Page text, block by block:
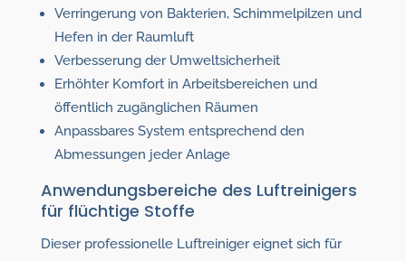
Verringerung von Bakterien, Schimmelpilzen und
Hefen in der Raumluft
Verbesserung der Umweltsicherheit
Erhöhter Komfort in Arbeitsbereichen und
öffentlich zugänglichen Räumen
Anpassbares System entsprechend den
Abmessungen jeder Anlage
Anwendungsbereiche des Luftreinigers
für flüchtige Stoffe
Dieser professionelle Luftreiniger eignet sich für